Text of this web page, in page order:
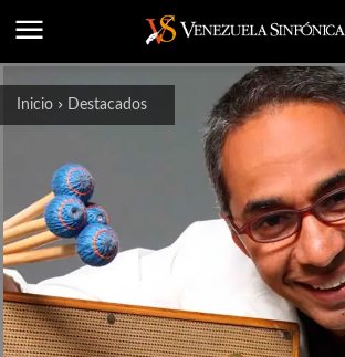
Inicio Destacados